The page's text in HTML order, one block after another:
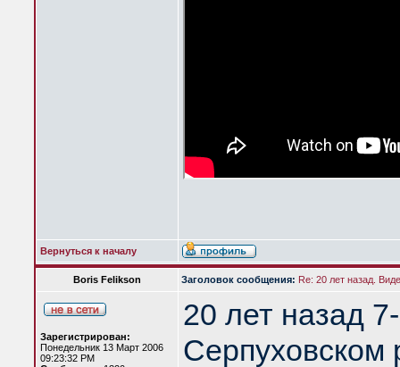
Вернуться к началу
Boris Felikson Заголовок сообщения: Re: 20 лет назад.
Зарегистрирован:
Понедельник 13 Март 2006
09:23:32 PM
20 лет назад
Серпуховском